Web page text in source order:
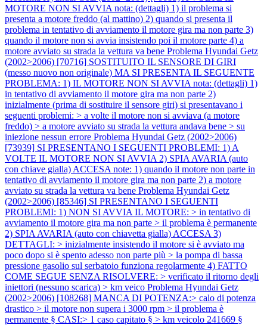
MOTORE NON SI AVVIA nota: (dettagli) 1) il problema si
presenta a motore freddo (al mattino) 2) quando si presenta il
problema in tentativo di avviamento il motore gira ma non parte 3)
quando il motore non si avvia insistendo poi il motore parte 4) a
motore avviato su strada la vettura va bene Problema Hyundai Getz
(2002>2006) [70716] SOSTITUITO IL SENSORE DI GIRI
(messo nuovo non originale) MA SI PRESENTA IL SEGUENTE
PROBLEMA: 1) IL MOTORE NON SI AVVIA nota: (dettagli) 1)
in tentativo di avviamento il motore gira ma non parte 2)
inizialmente (prima di sostituire il sensore giri) si presentavano i
seguenti problemi: > a volte il motore non si avviava (a motore
freddo) > a motore avviato su strada la vettura andava bene > su
iniezione nessun errore Problema Hyundai Getz (2002>2006)
[73939] SI PRESENTANO I SEGUENTI PROBLEMI: 1) A
VOLTE IL MOTORE NON SI AVVIA 2) SPIA AVARIA (auto
con chiave gialla) ACCESA note: 1) quando il motore non parte in
tentativo di avviamento il motore gira ma non parte 2) a motore
avviato su strada la vettura va bene Problema Hyundai Getz
(2002>2006) [85346] SI PRESENTANO I SEGUENTI
PROBLEMI: 1) NON SI AVVIA IL MOTORE: > in tentativo di
avviamento il motore gira ma non parte > il problema è permanente
2) SPIA AVARIA (auto con chiavetta gialla) ACCESA 3)
DETTAGLI: > inizialmente insistendo il motore si è avviato ma
poco dopo si è spento adesso non parte più > la pompa di bassa
pressione gasolio sul serbatoio funziona regolarmente 4) FATTO
COME SEGUE SENZA RISOLVERE: > verificato il ritorno degli
iniettori (nessuno scarica) > km veico Problema Hyundai Getz
(2002>2006) [108268] MANCA DI POTENZA:> calo di potenza
drastico > il motore non supera i 3000 rpm > il problema è
permanente § CASI:> 1 caso capitato § > km veicolo 241669 §